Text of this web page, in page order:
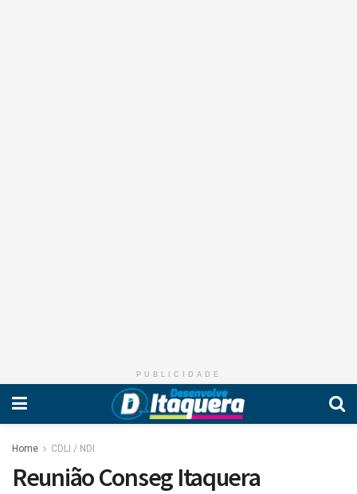
PUBLICIDADE
Home CDLI / NDI
Reunião Conseg Itaquera